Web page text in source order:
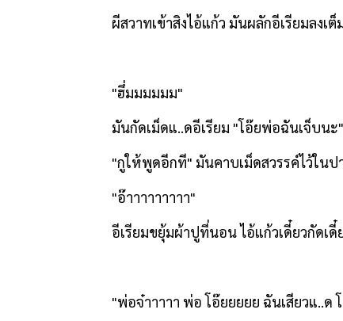
ผีสวาทเข้าสิงไอ้แก้ว มันผลักอีเรียมลงเ
"ฮึ่มมมมมม"
มันกัดเม็ดแ..ดอีเรียม "โอ๊ยพ่อฉันเจ็บนะ"
"กูให้พูดอีกที" มันคาบเม็ดสวรรค์ไว้ในป
"อ๊าาาาาาาาา"
อีเรียมขยุ้มผ้าปูที่นอน ไอ้แก้วเดี๋ยวกัดเ
"พ่อจ๋าาาาา พ่อ โอ๊ยยยยย ฉันเสียวแ..